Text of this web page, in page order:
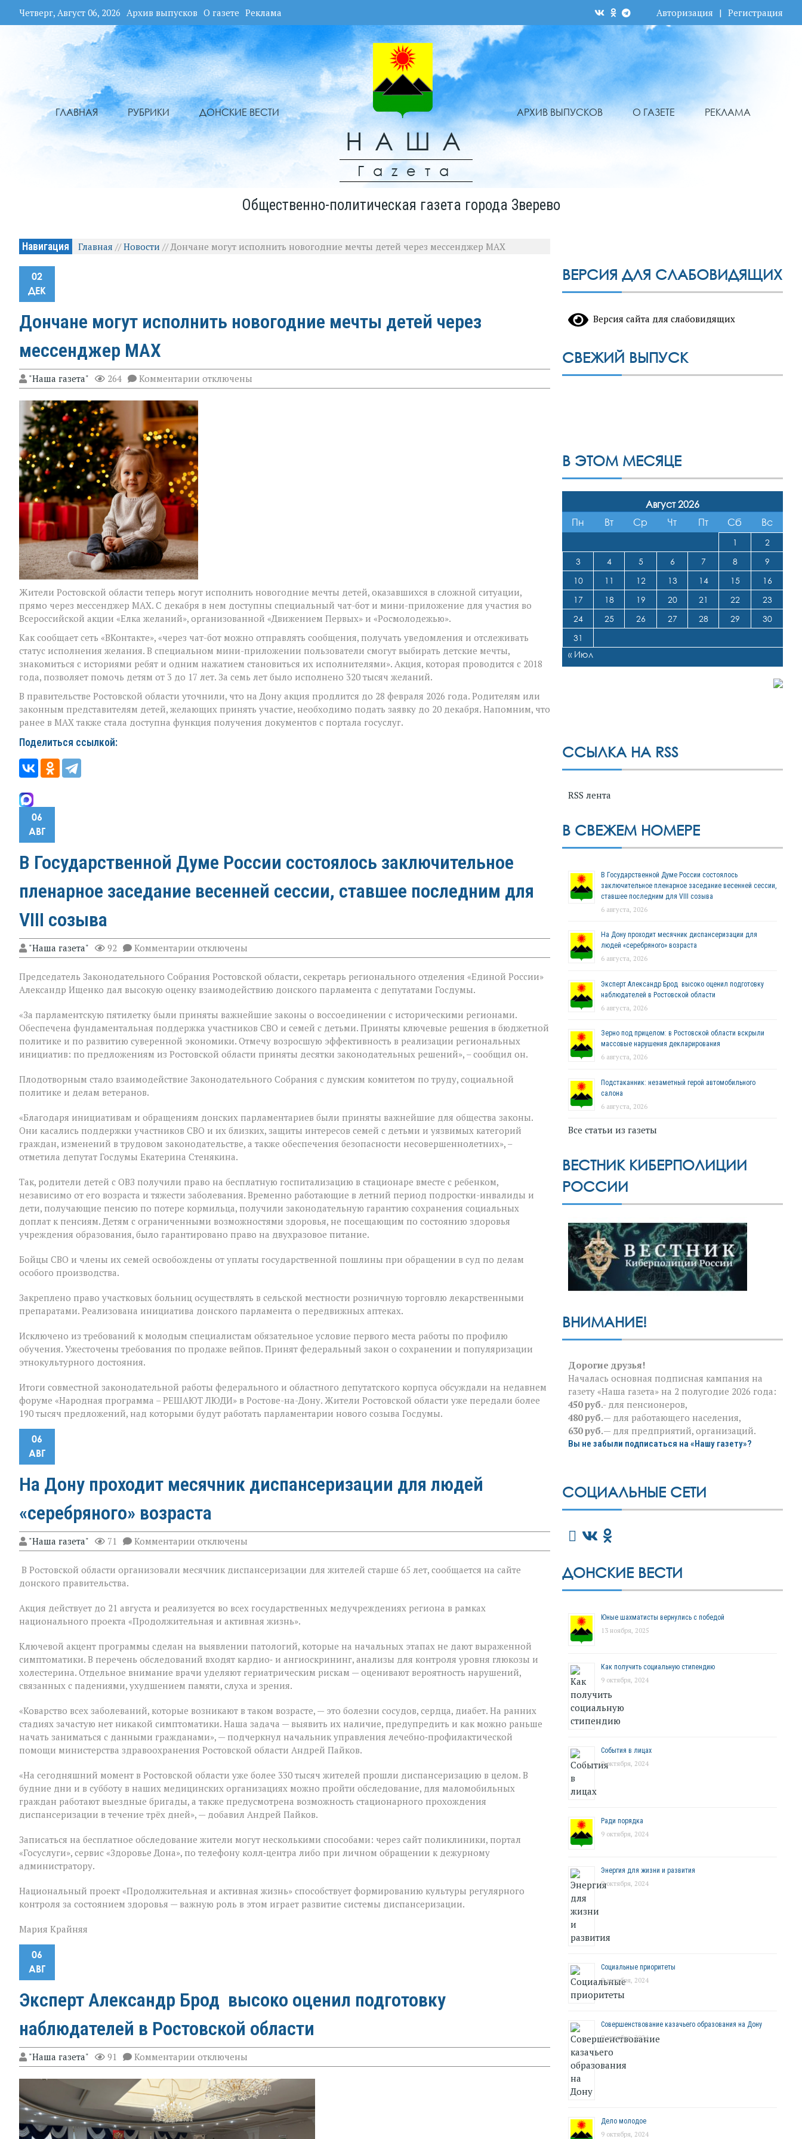
Четверг, Август 06, 2026 Архив выпусков О газете Реклама Авторизация | Регистрация
ГЛАВНАЯ РУБРИКИ ДОНСКИЕ ВЕСТИ
НАША
Гаzета
АРХИВ ВЫПУСКОВ О ГАЗЕТЕ РЕКЛАМА
Общественно-политическая газета города Зверево
Навигация Главная //Новости // Дончане могут исполнить новогодние мечты детей через мессенджер МАХ
02
ДЕК
Дончане могут исполнить новогодние мечты детей через
мессенджер МАХ
"Наша газета" 264 Комментарии к
записи
отключены
Жители Ростовской области теперь могут исполнить новогодние мечты детей, оказавшихся в сложной ситуации,
прямо через мессенджер МАХ. С декабря в нем доступны специальный чат-бот и мини-приложение для участия во
Всероссийской акции «Елка желаний», организованной «Движением Первых» и «Росмолодежью».
Как сообщает сеть «ВКонтакте», «через чат-бот можно отправлять сообщения, получать уведомления и отслеживать
статус исполнения желания. В специальном мини-приложении пользователи смогут выбирать детские мечты,
знакомиться с историями ребят и одним нажатием становиться их исполнителями». Акция, которая проводится с 2018
года, позволяет помочь детям от 3 до 17 лет. За семь лет было исполнено 320 тысяч желаний.
В правительстве Ростовской области уточнили, что на Дону акция продлится до 28 февраля 2026 года. Родителям или
законным представителям детей, желающих принять участие, необходимо подать заявку до 20 декабря. Напомним, что
ранее в МАХ также стала доступна функция получения документов с портала госуслуг.
Поделиться ссылкой:
06
АВГ
В Государственной Думе России состоялось заключительное
пленарное заседание весенней сессии, ставшее последним для
VIII созыва
"Наша газета" 92 Комментарии к
записи
Государственной
Думе
заключительное
пленарное
заседание
весенней
сессии,
последним
отключены
Председатель Законодательного Собрания Ростовской области, секретарь регионального отделения «Единой России»
Александр Ищенко дал высокую оценку взаимодействию донского парламента с депутатами Госдумы.
«За парламентскую пятилетку были приняты важнейшие законы о воссоединении с историческими регионами.
Обеспечена фундаментальная поддержка участников СВО и семей с детьми. Приняты ключевые решения в бюджетной
политике и по развитию суверенной экономики. Отмечу возросшую эффективность в реализации региональных
инициатив: по предложениям из Ростовской области приняты десятки законодательных решений», – сообщил он.
Плодотворным стало взаимодействие Законодательного Собрания с думским комитетом по труду, социальной
политике и делам ветеранов.
«Благодаря инициативам и обращениям донских парламентариев были приняты важнейшие для общества законы.
Они касались поддержки участников СВО и их близких, защиты интересов семей с детьми и уязвимых категорий
граждан, изменений в трудовом законодательстве, а также обеспечения безопасности несовершеннолетних», –
отметила депутат Госдумы Екатерина Стенякина.
Так, родители детей с ОВЗ получили право на бесплатную госпитализацию в стационаре вместе с ребенком,
независимо от его возраста и тяжести заболевания. Временно работающие в летний период подростки-инвалиды и
дети, получающие пенсию по потере кормильца, получили законодательную гарантию сохранения социальных
доплат к пенсиям. Детям с ограниченными возможностями здоровья, не посещающим по состоянию здоровья
учреждения образования, было гарантировано право на двухразовое питание.
Бойцы СВО и члены их семей освобождены от уплаты государственной пошлины при обращении в суд по делам
особого производства.
Закреплено право участковых больниц осуществлять в сельской местности розничную торговлю лекарственными
препаратами. Реализована инициатива донского парламента о передвижных аптеках.
Исключено из требований к молодым специалистам обязательное условие первого места работы по профилю
обучения. Ужесточены требования по продаже вейпов. Принят федеральный закон о сохранении и популяризации
этнокультурного достояния.
Итоги совместной законодательной работы федерального и областного депутатского корпуса обсуждали на недавнем
форуме «Народная программа – РЕШАЮТ ЛЮДИ» в Ростове-на-Дону. Жители Ростовской области уже передали более
190 тысяч предложений, над которыми будут работать парламентарии нового созыва Госдумы.
06
АВГ
На Дону проходит месячник диспансеризации для людей
«серебряного» возраста
"Наша газета" 71 Комментарии к
записи
Дону
для
людей
возраста
отключены
В Ростовской области организовали месячник диспансеризации для жителей старше 65 лет, сообщается на сайте
донского правительства.
Акция действует до 21 августа и реализуется во всех государственных медучреждениях региона в рамках
национального проекта «Продолжительная и активная жизнь».
Ключевой акцент программы сделан на выявлении патологий, которые на начальных этапах не дают выраженной
симптоматики. В перечень обследований входят кардио‑ и ангиоскрининг, анализы для контроля уровня глюкозы и
холестерина. Отдельное внимание врачи уделяют гериатрическим рискам — оценивают вероятность нарушений,
связанных с падениями, ухудшением памяти, слуха и зрения.
«Коварство всех заболеваний, которые возникают в таком возрасте, — это болезни сосудов, сердца, диабет. На ранних
стадиях зачастую нет никакой симптоматики. Наша задача — выявить их наличие, предупредить и как можно раньше
начать заниматься с данными гражданами», — подчеркнул начальник управления лечебно‑профилактической
помощи министерства здравоохранения Ростовской области Андрей Пайков.
«На сегодняшний момент в Ростовской области уже более 330 тысяч жителей прошли диспансеризацию в целом. В
будние дни и в субботу в наших медицинских организациях можно пройти обследование, для маломобильных
граждан работают выездные бригады, а также предусмотрена возможность стационарного прохождения
диспансеризации в течение трёх дней», — добавил Андрей Пайков.
Записаться на бесплатное обследование жители могут несколькими способами: через сайт поликлиники, портал
«Госуслуги», сервис «Здоровье Дона», по телефону колл‑центра либо при личном обращении к дежурному
администратору.
Национальный проект «Продолжительная и активная жизнь» способствует формированию культуры регулярного
контроля за состоянием здоровья — важную роль в этом играет развитие системы диспансеризации.
Мария Крайняя
06
АВГ
Эксперт Александр Брод высоко оценил подготовку
наблюдателей в Ростовской области
"Наша газета" 91 Комментарии к
записи
Эксперт
Александр
Брод
высоко
оценил
подготовку
отключены
ВЕРСИЯ ДЛЯ СЛАБОВИДЯЩИХ
Версия сайта для слабовидящих
СВЕЖИЙ ВЫПУСК
В ЭТОМ МЕСЯЦЕ
Август 2026
Пн
Вт Ср Чт Пт Сб Вс
1
2
3
4 5 6 7 8
9
10
11 12 13 14 15
16
17
18 19 20 21 22
23
24
25 26 27 28 29
30
31
« Июл
ССЫЛКА НА RSS
RSS лента
В СВЕЖЕМ НОМЕРЕ
В Государственной Думе России состоялось
заключительное пленарное заседание весенней сессии,
ставшее последним для VIII созыва
6 августа, 2026
На Дону проходит месячник диспансеризации для
людей «серебряного» возраста
6 августа, 2026
Эксперт Александр Брод высоко оценил подготовку
наблюдателей в Ростовской области
6 августа, 2026
Зерно под прицелом: в Ростовской области вскрыли
массовые нарушения декларирования
6 августа, 2026
Подстаканник: незаметный герой автомобильного
салона
6 августа, 2026
Все статьи из газеты
ВЕСТНИК КИБЕРПОЛИЦИИ
РОССИИ
ВНИМАНИЕ!
Дорогие друзья!
Началась основная подписная кампания на
газету «Наша газета» на 2 полугодие 2026 года:
450 руб.- для пенсионеров,
480 руб.— для работающего населения,
630 руб.— для предприятий, организаций.
Вы не забыли подписаться на «Нашу газету»?
СОЦИАЛЬНЫЕ СЕТИ
ДОНСКИЕ ВЕСТИ
Юные шахматисты вернулись с победой
13 ноября, 2025
Как получить социальную стипендию
9 октября, 2024
События в лицах
9 октября, 2024
Ради порядка
9 октября, 2024
Энергия для жизни и развития
9 октября, 2024
Социальные приоритеты
9 октября, 2024
Совершенствование казачьего образования на Дону
9 октября, 2024
Дело молодое
9 октября, 2024